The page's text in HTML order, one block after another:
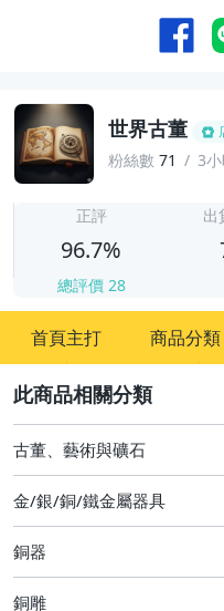
世界古董
粉絲數 71 3
正評
96.7%
總評價 28
出
首頁主打 商品分類
其它
[全店] 粉絲專享
[全店] 周年慶
古董、藝術與礦石
金/銀/銅/鐵金屬器具
銅器
銅雕